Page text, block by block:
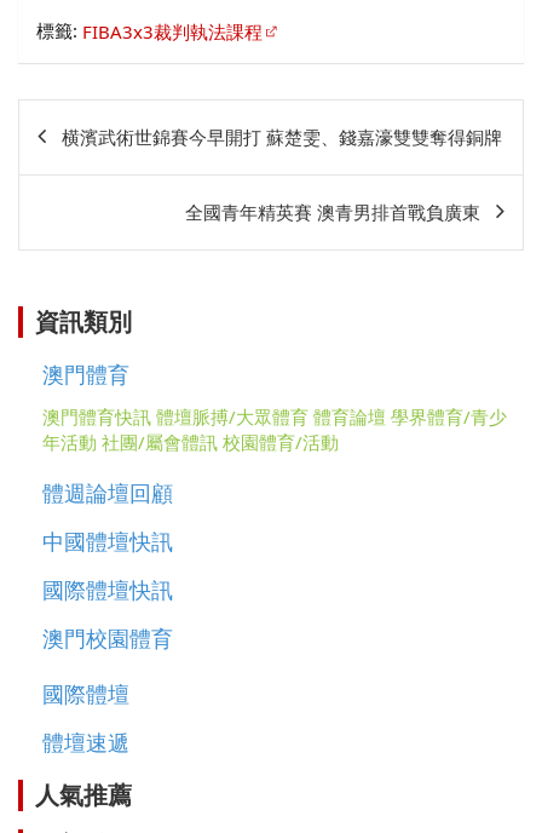
標籤: FIBA3x3裁判執法課程
章
横濱武術世錦賽今早開打 蘇楚雯、錢嘉濠雙雙奪得銅牌
全國青年精英賽 澳青男排首戰負廣東
資訊類別
澳門體育
澳門體育快訊 體壇脈搏/大眾體育 體育論壇 學界體育/青少
年活動 社團/屬會體訊 校園體育/活動
體週論壇回顧
中國體壇快訊
國際體壇快訊
澳門校園體育
國際體壇
體壇速遞
人氣推薦